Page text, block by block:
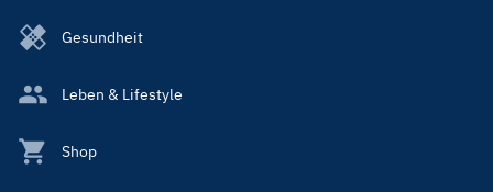
Gesundheit
Leben & Lifestyle
Shop